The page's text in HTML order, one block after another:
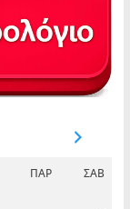
ΠΑΡ ΣΆΒ